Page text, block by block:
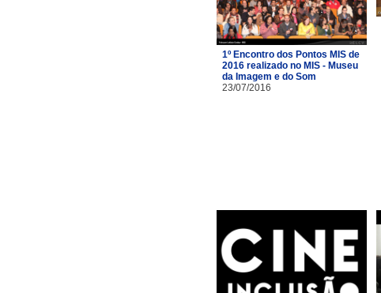
1º Encontro dos Pontos MIS de
2016 realizado no MIS - Museu
da Imagem e do Som
23/07/2016